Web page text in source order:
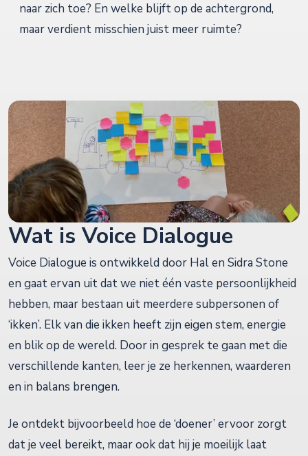
naar zich toe? En welke blijft op de achtergrond,
maar verdient misschien juist meer ruimte?
Wat is Voice Dialogue
Voice Dialogue is ontwikkeld door Hal en Sidra Stone
en gaat ervan uit dat we niet één vaste persoonlijkheid
hebben, maar bestaan uit meerdere subpersonen of
‘ikken’. Elk van die ikken heeft zijn eigen stem, energie
en blik op de wereld. Door in gesprek te gaan met die
verschillende kanten, leer je ze herkennen, waarderen
en in balans brengen.
Je ontdekt bijvoorbeeld hoe de ‘doener’ ervoor zorgt
dat je veel bereikt, maar ook dat hij je moeilijk laat